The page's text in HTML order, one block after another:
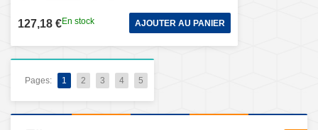
127,18 €En stock AJOUTER AU PANIER
Pages: 1 2 3 4 5